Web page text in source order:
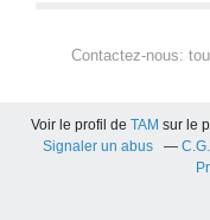
Contactez-nous:
Voir le profil deTAM sur le
Signaler un abus